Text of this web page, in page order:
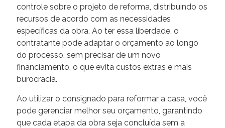
controle sobre o projeto de reforma, distribuindo os
recursos de acordo com as necessidades
específicas da obra. Ao ter essa liberdade, o
contratante pode adaptar o orçamento ao longo
do processo, sem precisar de um novo
financiamento, o que evita custos extras e mais
burocracia.
Ao utilizar o consignado para reformar a casa, você
pode gerenciar melhor seu orçamento, garantindo
que cada etapa da obra seja concluída sem a